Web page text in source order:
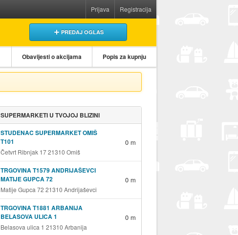
Prijava Registracija
PREDAJ OGLAS
Obavijesti o akcijama Popis za kupnju
SUPERMARKETI U TVOJOJ BLIZINI
STUDENAC SUPERMARKET OMIŠ
T101
Četvrt Ribnjak 17 21310 Omiš
0 m
TRGOVINA T1579 ANDRIJAŠEVCI
MATIJE GUPCA 72
Matije Gupca 72 21310 Andrijaševci
0 m
TRGOVINA T1881 ARBANIJA
BELASOVA ULICA 1
Belasova ulica 1 21310 Arbanija
0 m